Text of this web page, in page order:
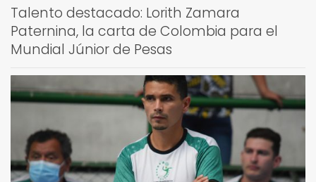
Talento destacado: Lorith Zamara
Paternina, la carta de Colombia para el
Mundial Júnior de Pesas